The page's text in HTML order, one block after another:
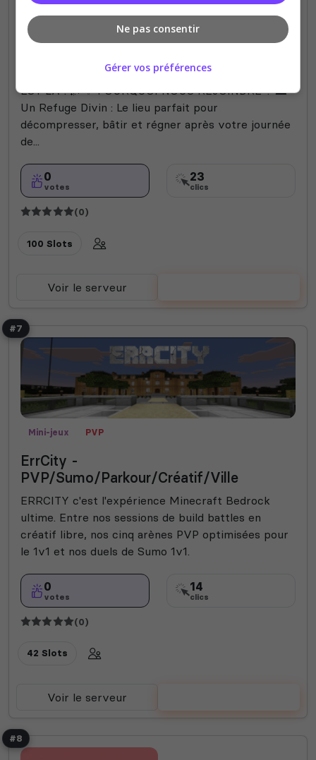
PVP
🌌 L'ÉVEIL D'OMEGASERV : LA PHASE DE TEST
EST LÀ ! 🌌 ✨ POURQUOI NOUS REJOINDRE ? 🏛️
Un Refuge Divin : Le lieu parfait pour
décompresser, bâtir et régner après votre journée
de...
0
votes
23
clics
(0)
100 Slots
Voir le serveur
#7
Mini-jeux PVP
ErrCity -
PVP/Sumo/Parkour/Créatif/Ville
ERRCITY c'est l'expérience Minecraft Bedrock
ultime. Entre nos sessions de build battles en
créatif libre, nos cinq arènes PVP optimisées pour
le 1v1 et nos duels de Sumo 1v1.
0
votes
14
clics
(0)
42 Slots
Voir le serveur
#8
Ne pas consentir
Gérer vos préférences